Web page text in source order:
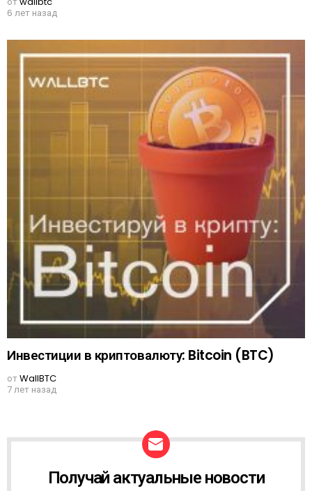
6 лет назад
Инвестиции в криптовалюту: Bitcoin (BTC)
отWallBTC
7 лет назад
Получай актуальные новости